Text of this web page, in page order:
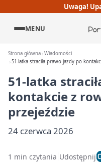
Uwaga!
MENU
Strona główna Wiadomości
51-latka straciła prawo jazdy po
51-latka
kontakcie z
przejeździe
24 czerwca 2026
1 min czytania Udostępnij